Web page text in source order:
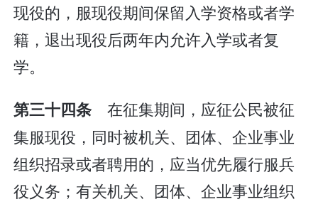
现役的，服现役期间保留入学资格或者学
籍，退出现役后两年内允许入学或者复
学。
第三十四条 在征集期间，应征公民被征
集服现役，同时被机关、团体、企业事业
组织招录或者聘用的，应当优先履行服兵
役义务；有关机关、团体、企业事业组织